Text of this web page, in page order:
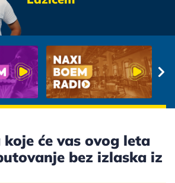
će vas ovog leta
bez izlaska iz